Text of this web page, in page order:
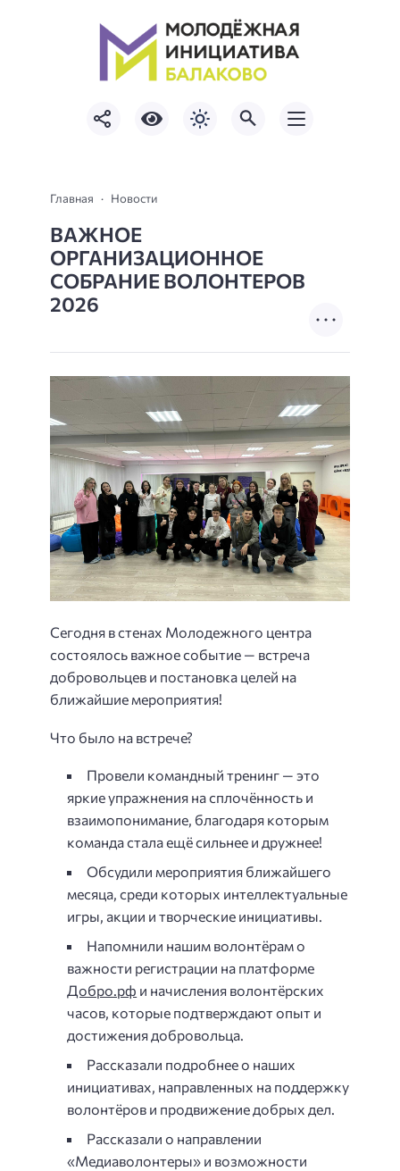
Главная Новости
ВАЖНОЕ
ОРГАНИЗАЦИОННОЕ
СОБРАНИЕ ВОЛОНТЕРОВ
2026
Сегодня в стенах Молодежного центра
состоялось важное событие — встреча
добровольцев и постановка целей на
ближайшие мероприятия!
Что было на встрече?
Провели командный тренинг — это
яркие упражнения на сплочённость и
взаимопонимание, благодаря которым
команда стала ещё сильнее и дружнее!
Обсудили мероприятия ближайшего
месяца, среди которых интеллектуальные
игры, акции и творческие инициативы.
Напомнили нашим волонтёрам о
важности регистрации на платформе
Добро.рф и начисления волонтёрских
часов, которые подтверждают опыт и
достижения добровольца.
Рассказали подробнее о наших
инициативах, направленных на поддержку
волонтёров и продвижение добрых дел.
Рассказали о направлении
«Медиаволонтеры» и возможности